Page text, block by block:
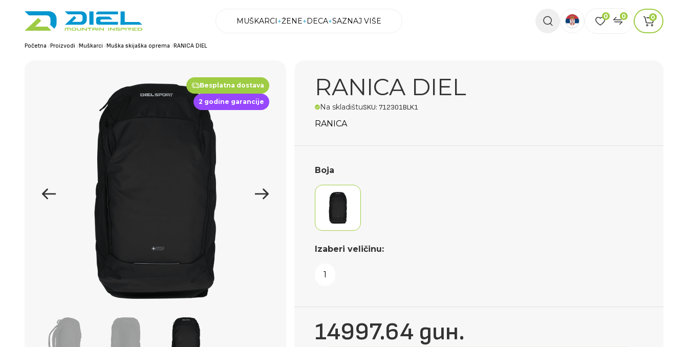
MUŠKARCI ŽENE DECA SAZNAJ VIŠE
0 0 0
Početna /Proizvodi /Muškarci /Muška skijaška oprema /RANICA DIEL
Besplatna dostava
2 godine garancije
RANICA DIEL
Na skladištuSKU: 712301BLK1
RANICA
Boja
Izaberi veličinu:
1
14997.64 дин.